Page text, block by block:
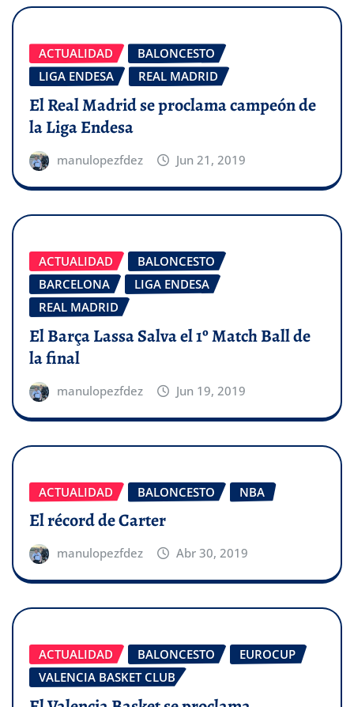
ACTUALIDAD
BALONCESTO
LIGA ENDESA
REAL MADRID
El Real Madrid se proclama campeón de
la Liga Endesa
manulopezfdez Jun 21, 2019
ACTUALIDAD
BALONCESTO
BARCELONA
LIGA ENDESA
REAL MADRID
El Barça Lassa Salva el 1º Match Ball de
la final
manulopezfdez Jun 19, 2019
ACTUALIDAD BALONCESTO NBA
El récord de Carter
manulopezfdez Abr 30, 2019
ACTUALIDAD BALONCESTO
EUROCUP
VALENCIA BASKET CLUB